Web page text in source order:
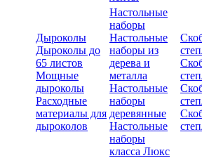
Дыроколы
Дыроколы до
65 листов
Мощные
дыроколы
Расходные
материалы для
дыроколов
Настольные
наборы
Настольные
наборы из
дерева и
металла
Настольные
наборы
деревянные
Настольные
наборы
класса Люкс